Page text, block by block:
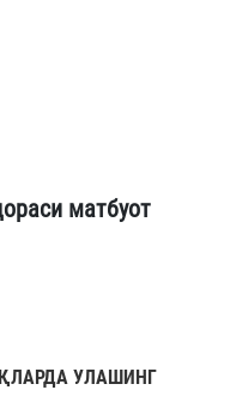
матбуот
УЛАШИНГ